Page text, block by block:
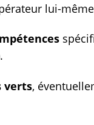
lui-
verts,